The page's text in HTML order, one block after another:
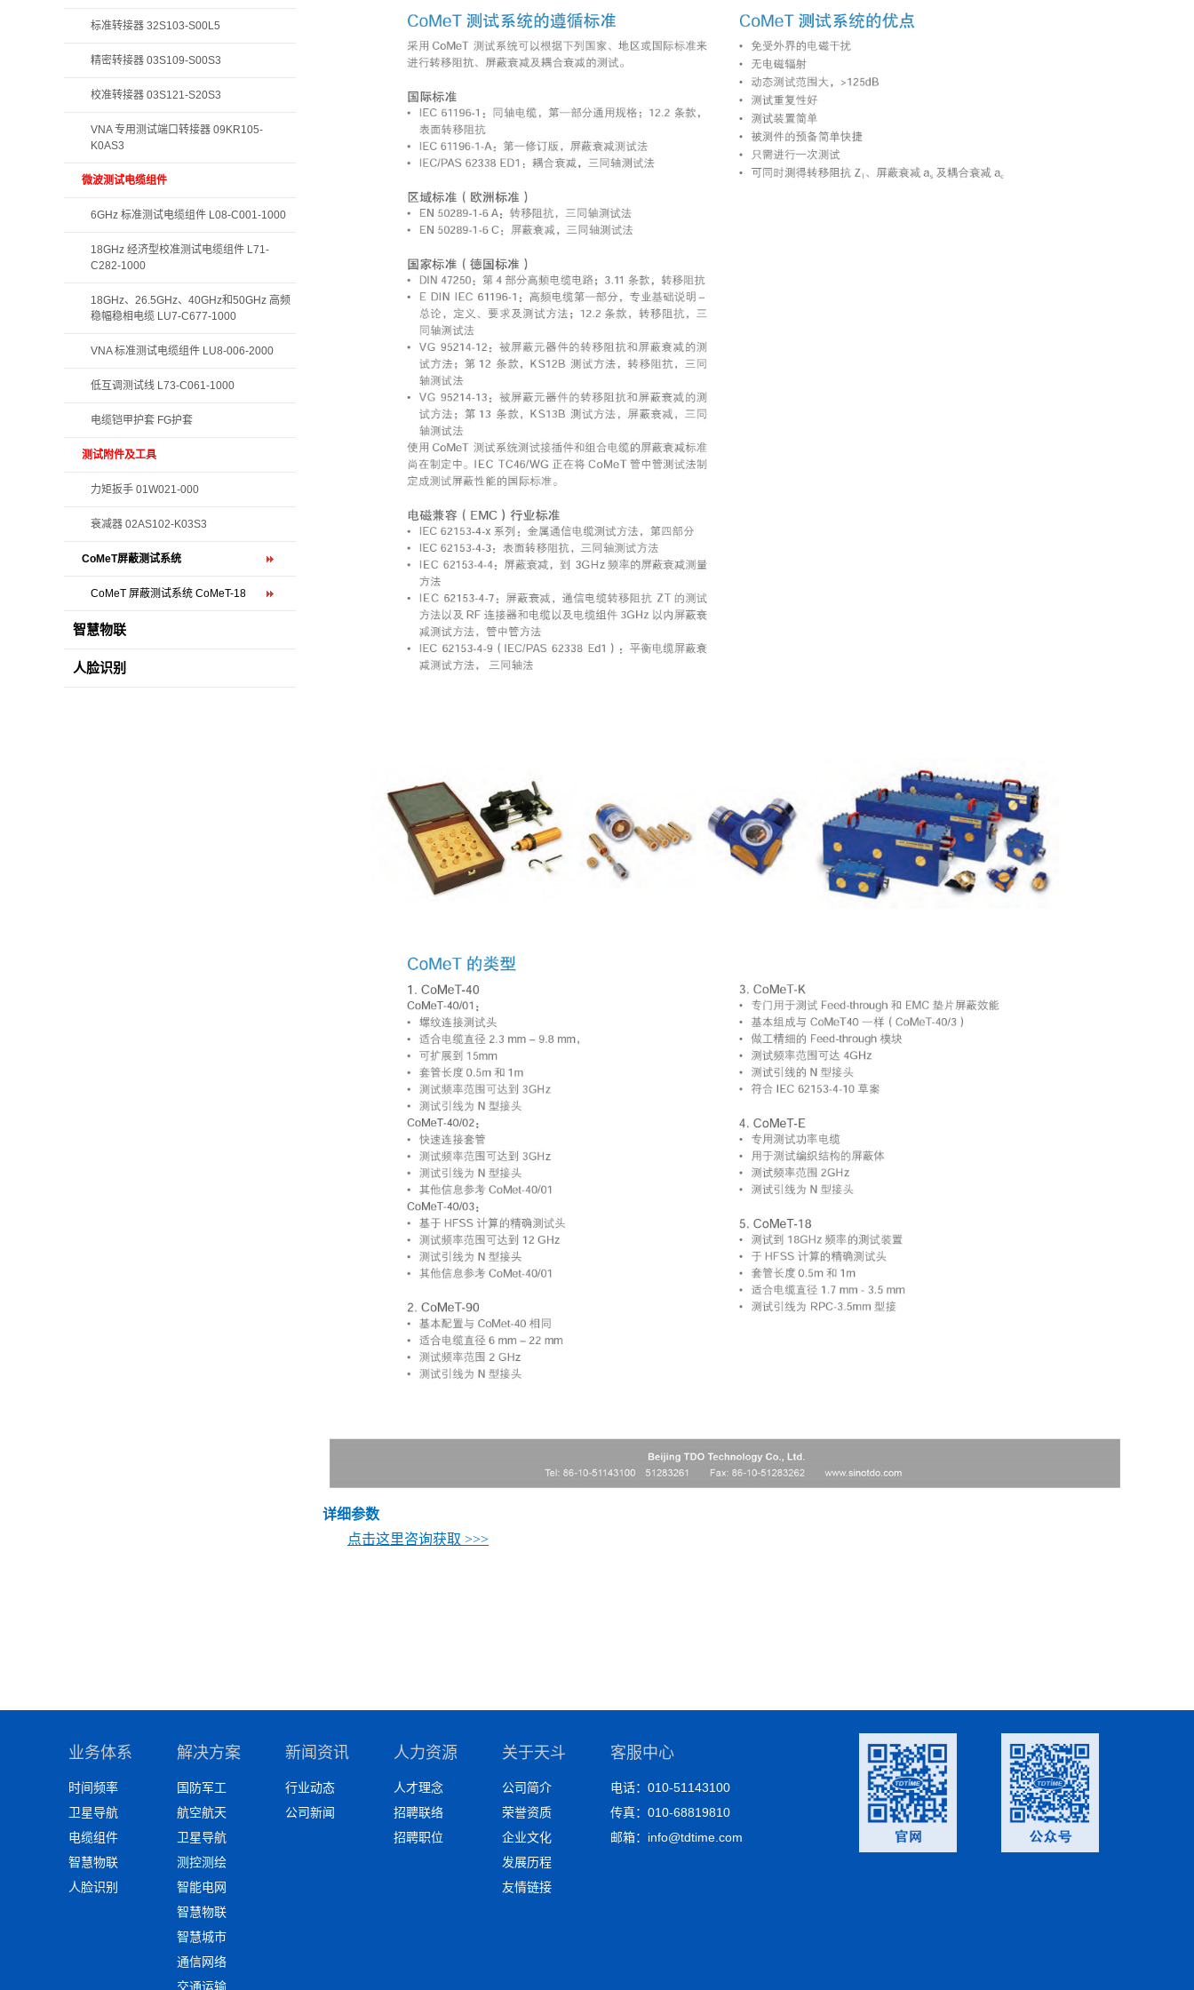
标准转接器 32S103-S00L5
精密转接器 03S109-S00S3
校准转接器 03S121-S20S3
VNA 专用测试端口转接器 09KR105-
K0AS3
微波测试电缆组件
6GHz 标准测试电缆组件 L08-C001-1000
18GHz 经济型校准测试电缆组件 L71-
C282-1000
18GHz、26.5GHz、40GHz和50GHz 高频
稳幅稳相电缆 LU7-C677-1000
VNA 标准测试电缆组件 LU8-006-2000
低互调测试线 L73-C061-1000
电缆铠甲护套 FG护套
测试附件及工具
力矩扳手 01W021-000
衰减器 02AS102-K03S3
CoMeT屏蔽测试系统
CoMeT 屏蔽测试系统 CoMeT-18
智慧物联
人脸识别
详细参数
点击这里咨询获取 >>>
业务体系
时间频率
卫星导航
电缆组件
智慧物联
人脸识别
解决方案
国防军工
航空航天
卫星导航
测控测绘
智能电网
智慧物联
智慧城市
通信网络
交通运输
新闻资讯
行业动态
公司新闻
人力资源
人才理念
招聘联络
招聘职位
关于天斗
公司简介
荣誉资质
企业文化
发展历程
友情链接
客服中心
电话：010-51143100
传真：010-68819810
邮箱：info@tdtime.com